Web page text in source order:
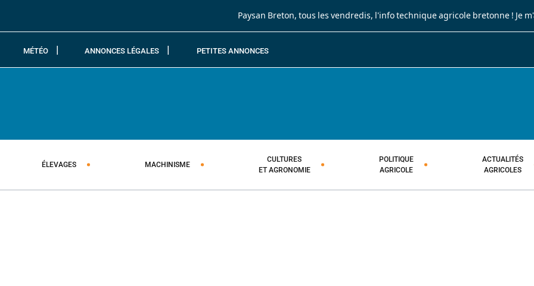
Paysan Breton, tous les vendredis, l'info technique agricole bretonne ! Je
MÉTÉO ANNONCES LÉGALES PETITES ANNONCES
ÉLEVAGES MACHINISME
CULTURES
ET AGRONOMIE
POLITIQUE
AGRICOLE
ACTUALITÉS
AGRICOLES